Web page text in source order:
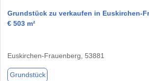
Grundstück zu verkaufen in Euskirchen-
€ 503 m²
Euskirchen-Frauenberg, 53881
Grundstück